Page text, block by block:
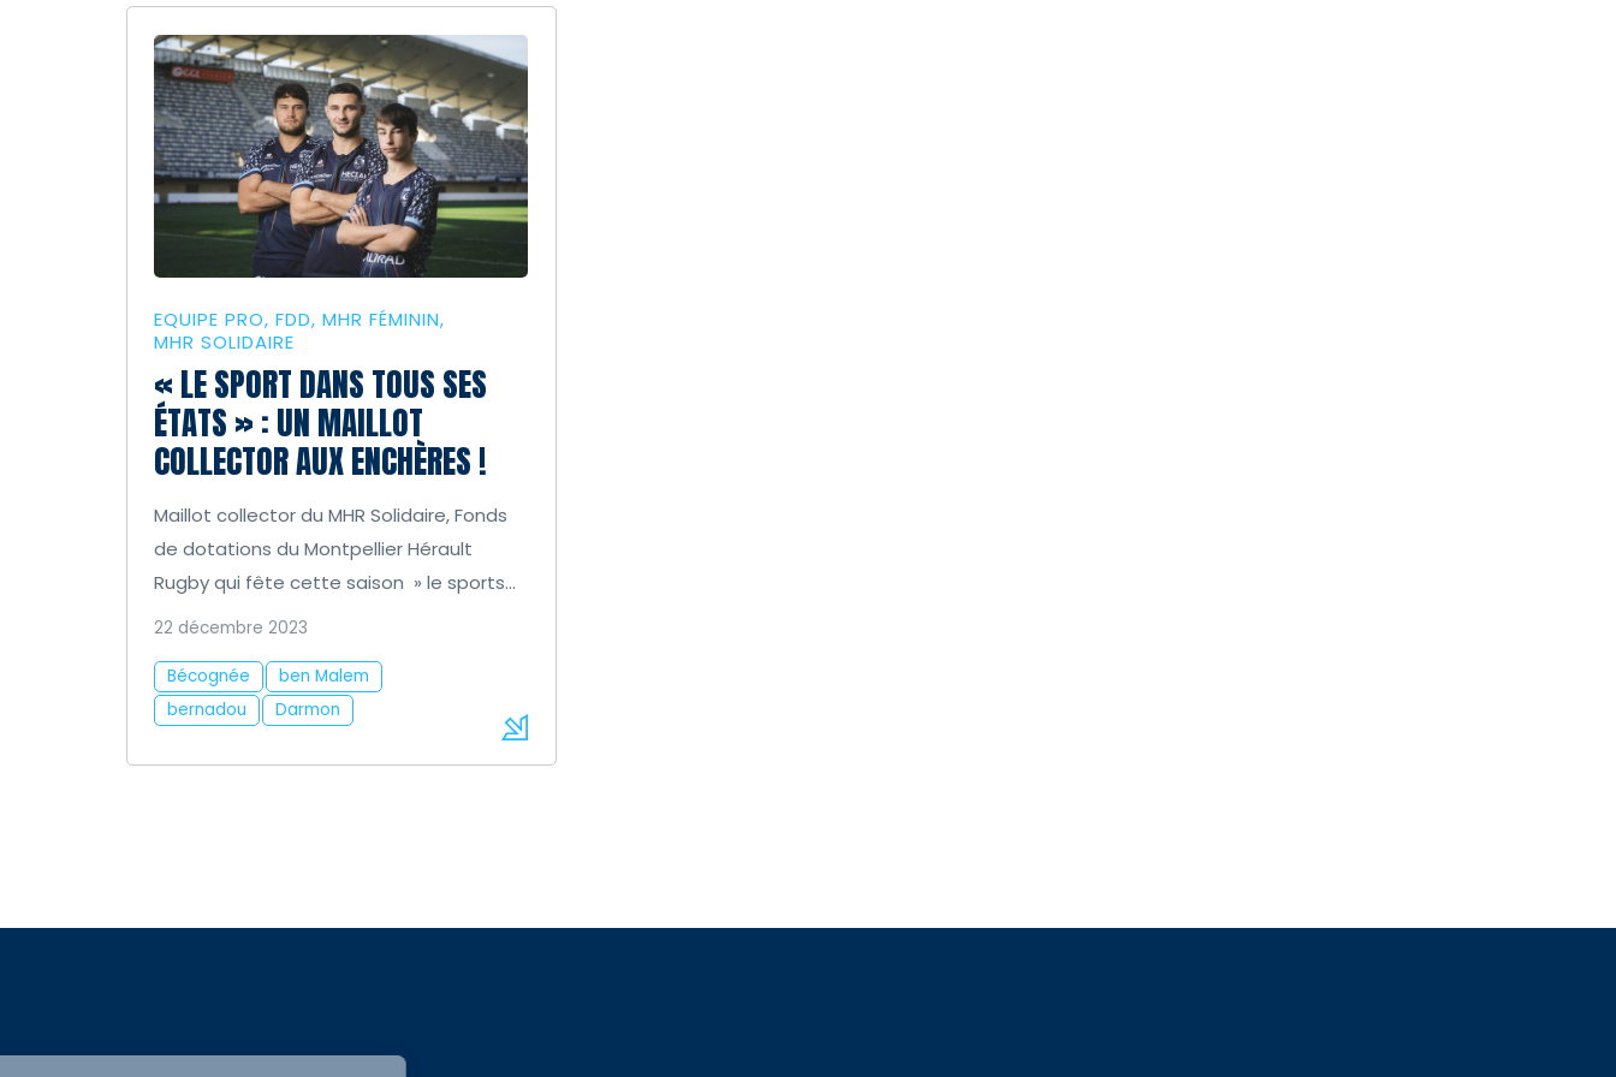
EQUIPE PRO FDD MHR FÉMININ
MHR SOLIDAIRE
« LE SPORT DANS TOUS SES
ÉTATS » : UN MAILLOT
COLLECTOR AUX ENCHÈRES !
Maillot collector du MHR Solidaire, Fonds
de dotations du Montpellier Hérault
Rugby qui fête cette saison » le sports
dans tous ses états » à quelques mois
22 décembre 2023
Bécognée
ben Malem
bernadou
Darmon